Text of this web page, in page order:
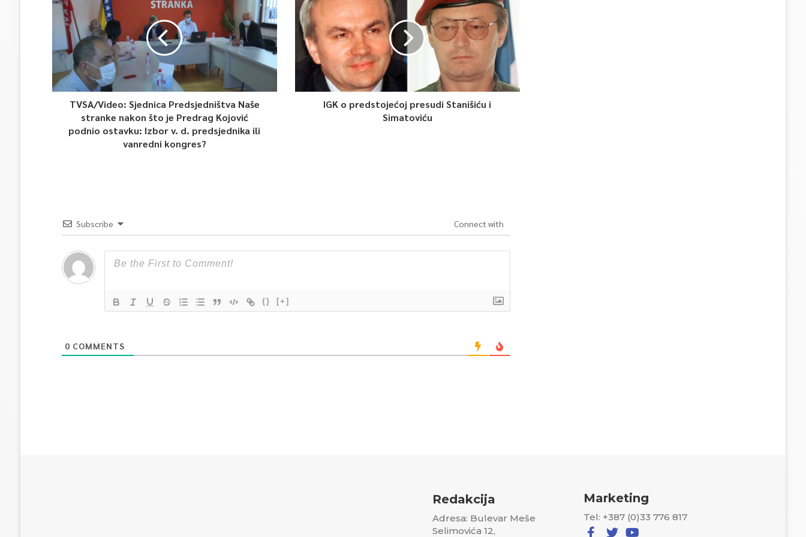
TVSA/Video: Sjednica Predsjedništva Naše
stranke nakon što je Predrag Kojović
podnio ostavku: Izbor v. d. predsjednika ili
vanredni kongres?
IGK o predstojećoj presudi Stanišiću i
Simatoviću
Subscribe Connect with
{} [+]
0 COMMENTS
Redakcija
Adresa: Bulevar Meše
Selimovića 12,
Marketing
Tel: +387 (0)33 776 817